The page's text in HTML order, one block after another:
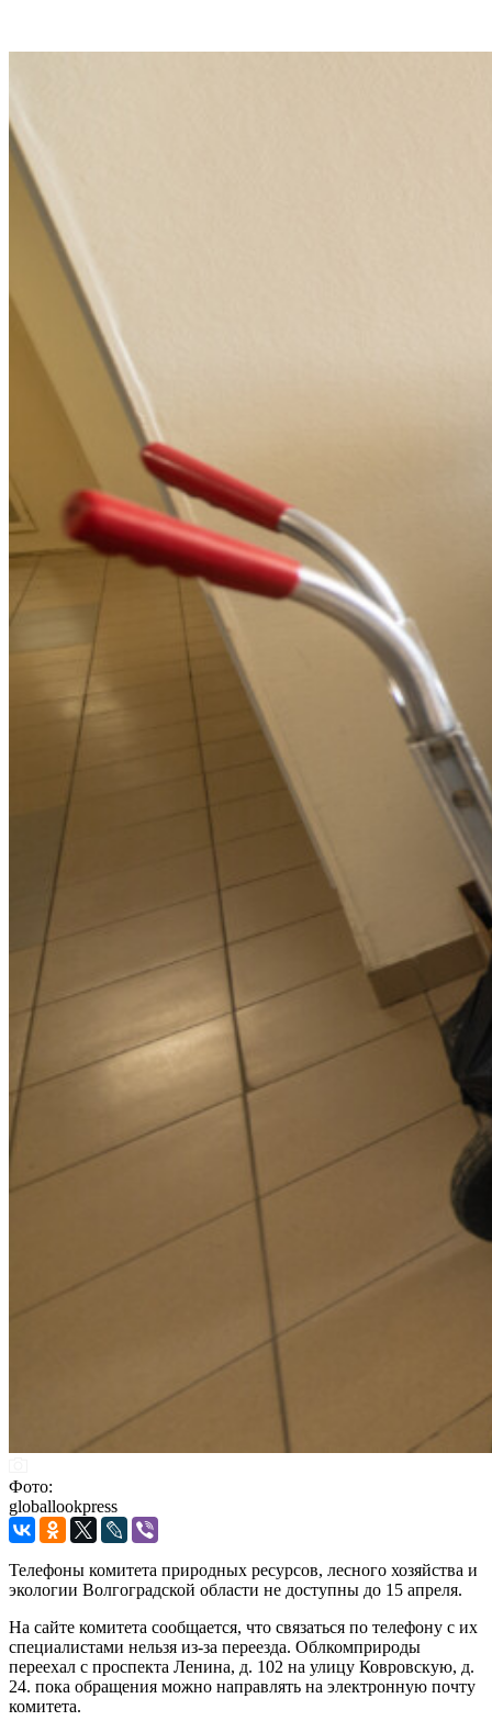
Фото:
globallookpress
Телефоны комитета природных ресурсов, лесного хозяйства и
экологии Волгоградской области не доступны до 15 апреля.
На сайте комитета сообщается, что связаться по телефону с их
специалистами нельзя из-за переезда. Облкомприроды
переехал с проспекта Ленина, д. 102 на улицу Ковровскую, д.
24. пока обращения можно направлять на электронную почту
комитета.